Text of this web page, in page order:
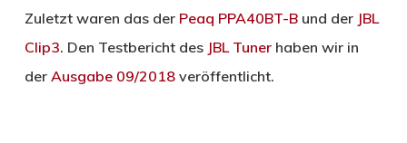
Zuletzt waren das der Peaq PPA40BT-Bund der JBL
Clip3. Den Testbericht des JBL Tunerhaben wir in
der Ausgabe 09/2018veröffentlicht.